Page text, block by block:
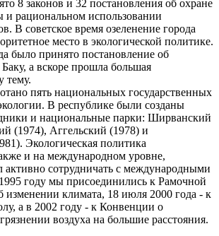
8 законов и 32 постановления об охране
рациональном использовании
В советское время озеленение города
место в экологической политике.
было принято постановление об
а вскоре прошла большая
тему.
пять национальных государственных
В республике были созданы
и национальные парки: Ширванский
(1974), Аггельский (1978) и
Экологическая политика
и на международном уровне,
активно сотрудничать с международными
году мы присоединились к Рамочной
климата, 18 июля 2000 года - к
а в 2002 году - к Конвенции о
воздуха на большие расстояния.